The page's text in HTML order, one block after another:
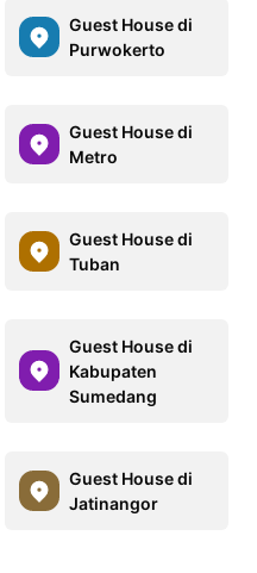
Guest House di
Purwokerto
Guest House di
Metro
Guest House di
Tuban
Guest House di
Kabupaten
Sumedang
Guest House di
Jatinangor